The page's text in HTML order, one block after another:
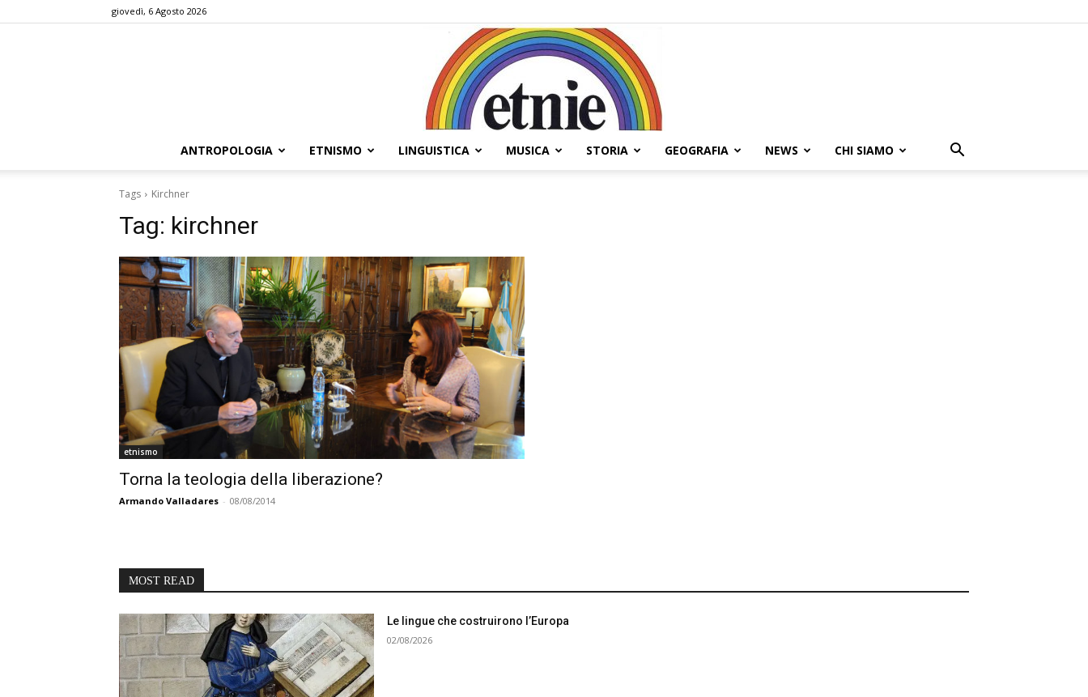
giovedì, 6 Agosto 2026
ANTROPOLOGIA ETNISMO LINGUISTICA MUSICA STORIA GEOGRAFIA NEWS CHI SIAMO
Tags Kirchner
Tag: kirchner
etnismo
Torna la teologia della liberazione?
Armando Valladares - 08/08/2014
MOST READ
Le lingue che costruirono l’Europa
02/08/2026